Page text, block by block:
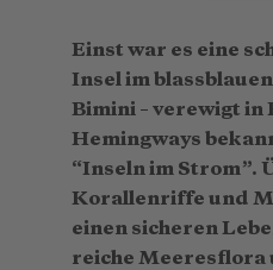
Einst war es eine
Insel im
Bimini – verewigt in
Hemingways
“Inseln im Strom”.
Korallenriffe und
einen sicheren
reiche Meeresflora